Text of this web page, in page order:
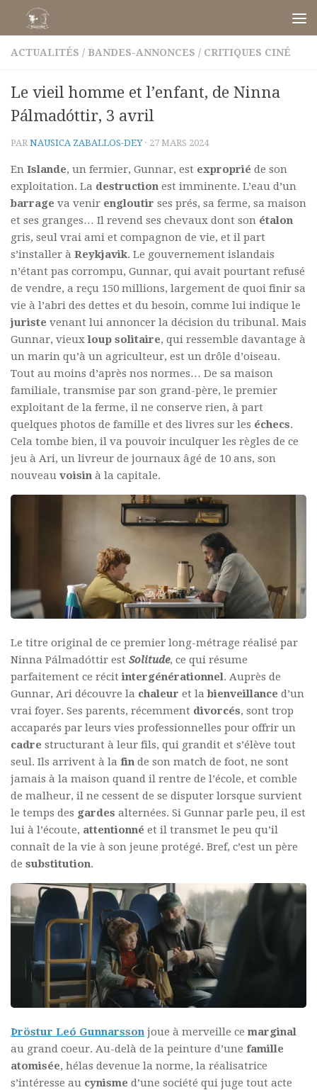
Skip to content
ACTUALITÉS / BANDES-ANNONCES / CRITIQUES CINÉ
Le vieil homme et l’enfant, de Ninna
Pálmadóttir, 3 avril
PAR NAUSICA ZABALLOS-DEY · 27 MARS 2024
En Islande, un fermier, Gunnar, est exproprié de son
exploitation. La destruction est imminente. L’eau d’un
barrage va venir engloutir ses prés, sa ferme, sa maison
et ses granges… Il revend ses chevaux dont son étalon
gris, seul vrai ami et compagnon de vie, et il part
s’installer à Reykjavik. Le gouvernement islandais
n’étant pas corrompu, Gunnar, qui avait pourtant refusé
de vendre, a reçu 150 millions, largement de quoi finir sa
vie à l’abri des dettes et du besoin, comme lui indique le
juriste venant lui annoncer la décision du tribunal. Mais
Gunnar, vieuxloup solitaire, qui ressemble davantage à
un marin qu’à un agriculteur, est un drôle d’oiseau.
Tout au moins d’après nos normes… De sa maison
familiale, transmise par son grand-père, le premier
exploitant de la ferme, il ne conserve rien, à part
quelques photos de famille et des livres sur les échecs.
Cela tombe bien, il va pouvoir inculquer les règles de ce
jeu à Ari, un livreur de journaux âgé de 10 ans, son
nouveau voisin à la capitale.
Le titre original de ce premier long-métrage réalisé par
Ninna Pálmadóttir est Solitude, ce qui résume
parfaitement ce récitintergénérationnel. Auprès de
Gunnar, Ari découvre la chaleur et labienveillance d’un
vrai foyer. Ses parents, récemment divorcés, sont trop
accaparés par leurs vies professionnelles pour offrir un
cadre structurant à leur fils, qui grandit et s’élève tout
seul. Ils arrivent à la fin de son match de foot, ne sont
jamais à la maison quand il rentre de l’école, et comble
de malheur, il ne cessent de se disputer lorsque survient
le temps des gardes alternées. Si Gunnar parle peu, il est
lui à l’écoute, attentionné et il transmet le peu qu’il
connaît de la vie à son jeune protégé. Bref, c’est un père
de substitution.
Þröstur Leó Gunnarsson joue à merveille ce marginal
au grand coeur. Au-delà de la peinture d’une famille
atomisée, hélas devenue la norme, la réalisatrice
s’intéresse au cynisme d’une société qui juge tout acte